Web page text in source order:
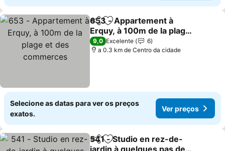
PartilharAdicionar aos favoritos
653 - Appartement à
Erquy, à 100m de la plage
et des commerces
9,0 Excelente
6
a 0.3 km de Centro da cidade
Selecione as datas para ver os preços
exatos.
Ver preços
PartilharAdicionar aos favoritos
541 - Studio en rez-de-
jardin à quelques pas de